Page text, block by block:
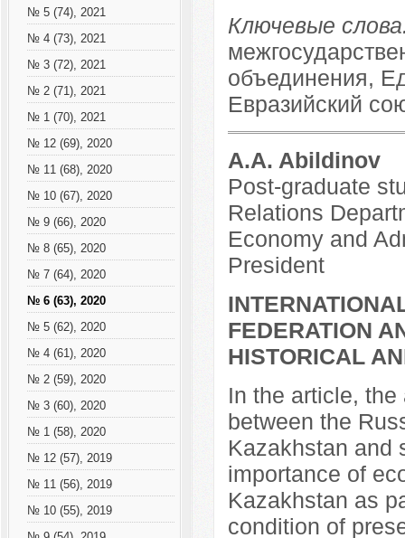
№ 5 (74), 2021
№ 4 (73), 2021
№ 3 (72), 2021
№ 2 (71), 2021
№ 1 (70), 2021
№ 12 (69), 2020
№ 11 (68), 2020
№ 10 (67), 2020
№ 9 (66), 2020
№ 8 (65), 2020
№ 7 (64), 2020
№ 6 (63), 2020
№ 5 (62), 2020
№ 4 (61), 2020
№ 2 (59), 2020
№ 3 (60), 2020
№ 1 (58), 2020
№ 12 (57), 2019
№ 11 (56), 2019
№ 10 (55), 2019
Ключевые
объединения,
Евразийский
A.A. Abildinov
Post-graduate
Relations
Economy and
President
FEDERATION
HISTORICAL
In the article,
between the
Kazakhstan and
importance of
Kazakhstan as
condition of